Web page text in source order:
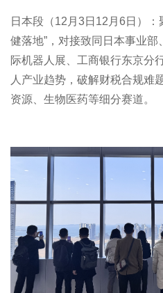
日本段（12月3日12月6日）：
健落地”，对接致同日本事业
际机器人展、工商银行东京分
人产业趋势，破解财税合规难
资源、生物医药等细分赛道。